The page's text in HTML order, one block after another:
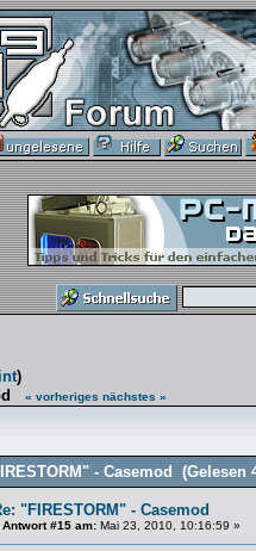
)
« vorheriges nächstes »
- Casemod (Gelesen
"FIRESTORM" - Casemod
Antwort #15 am: Mai 23, 2010, 10:16:59 »